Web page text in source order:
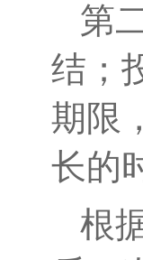
第
结；
期限
长的
根